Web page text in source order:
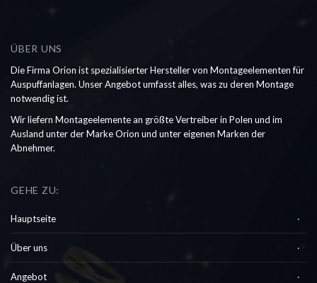
ÜBER UNS
Die Firma Orion ist spezialisierter Hersteller von Montageelementen für
Auspuffanlagen. Unser Angebot umfasst alles, was zu deren Montage
notwendig ist.
Wir liefern Montageelemente an größte Vertreiber in Polen und im
Ausland unter der Marke Orion und unter eigenen Marken der
Abnehmer.
GEHE ZU:
Hauptseite
Über uns
Angebot